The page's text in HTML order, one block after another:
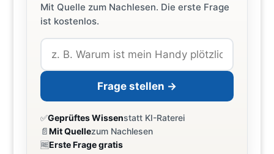
Mit Quelle zum Nachlesen. Die erste Frage
ist kostenlos.
Frage stellen →
✅Geprüftes Wissenstatt KI-Raterei
📄Mit Quellezum Nachlesen
🆓Erste Frage gratis